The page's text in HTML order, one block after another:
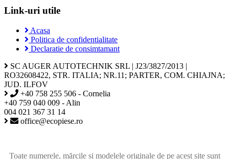
Link-uri utile
Acasa
Politica de confidentialitate
Declaratie de consimtamant
SC AUGER AUTOTECHNIK SRL | J23/3827/2013 |
RO32608422, STR. ITALIA; NR.11; PARTER, COM. CHIAJNA;
JUD. ILFOV
+40 758 255 506 - Cornelia
+40 759 040 009 - Alin
004 021 367 31 14
office@ecopiese.ro
Toate numerele, mărcile și modelele originale de pe acest site sunt